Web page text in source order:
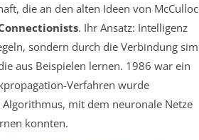
die an den alten Ideen von
. Ihr Ansatz: Intelligenz
sondern durch die Verbindung
aus Beispielen lernen. 1986 war ein
Verfahren wurde
mit dem neuronale Netze
konnten.